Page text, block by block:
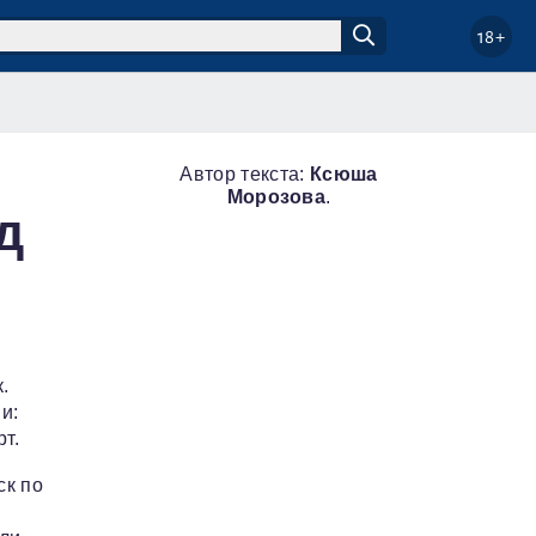
18+
по
Автор текста: Ксюша
Морозова.